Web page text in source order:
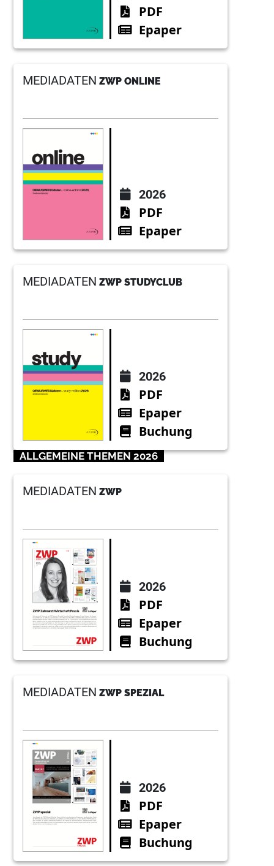
PDF
Epaper
MEDIADATEN ZWP ONLINE
2026
PDF
Epaper
MEDIADATEN ZWP STUDYCLUB
2026
PDF
Epaper
Buchung
ALLGEMEINE THEMEN 2026
MEDIADATEN ZWP
2026
PDF
Epaper
Buchung
MEDIADATEN ZWP SPEZIAL
2026
PDF
Epaper
Buchung